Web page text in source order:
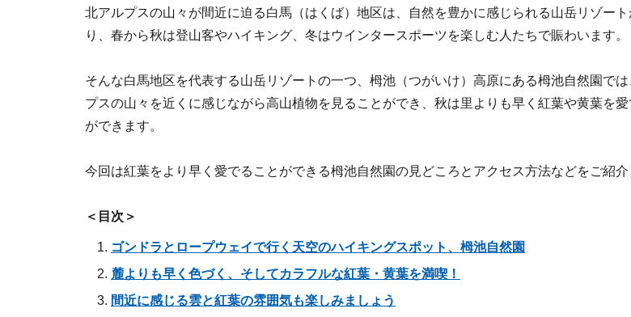
北アルプスの山々が間近に迫る白馬（はくば）地区は、自然を豊かに感じられる山岳リゾート
り、春から秋は登山客やハイキング、冬はウインタースポーツを楽しむ人たちで賑わいます。
そんな白馬地区を代表する山岳リゾートの一つ、栂池（つがいけ）高原にある栂池自然園で
プスの山々を近くに感じながら高山植物を見ることができ、秋は里よりも早く紅葉や黄葉を愛
ができます。
今回は紅葉をより早く愛でることができる栂池自然園の見どころとアクセス方法などをご紹介
＜目次＞
ゴンドラとロープウェイで行く天空のハイキングスポット、栂池自然園
麓よりも早く色づく、そしてカラフルな紅葉・黄葉を満喫！
間近に感じる雲と紅葉の雰囲気も楽しみましょう